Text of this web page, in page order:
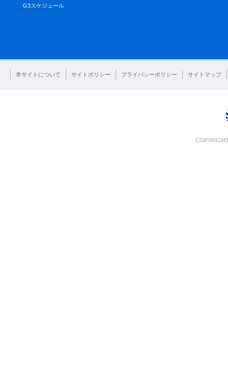
G3スケジュール
本サイトについて サイトポリシー プライバシーポリシー サイトマップ